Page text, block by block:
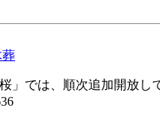
葬
」では、順次追加開放